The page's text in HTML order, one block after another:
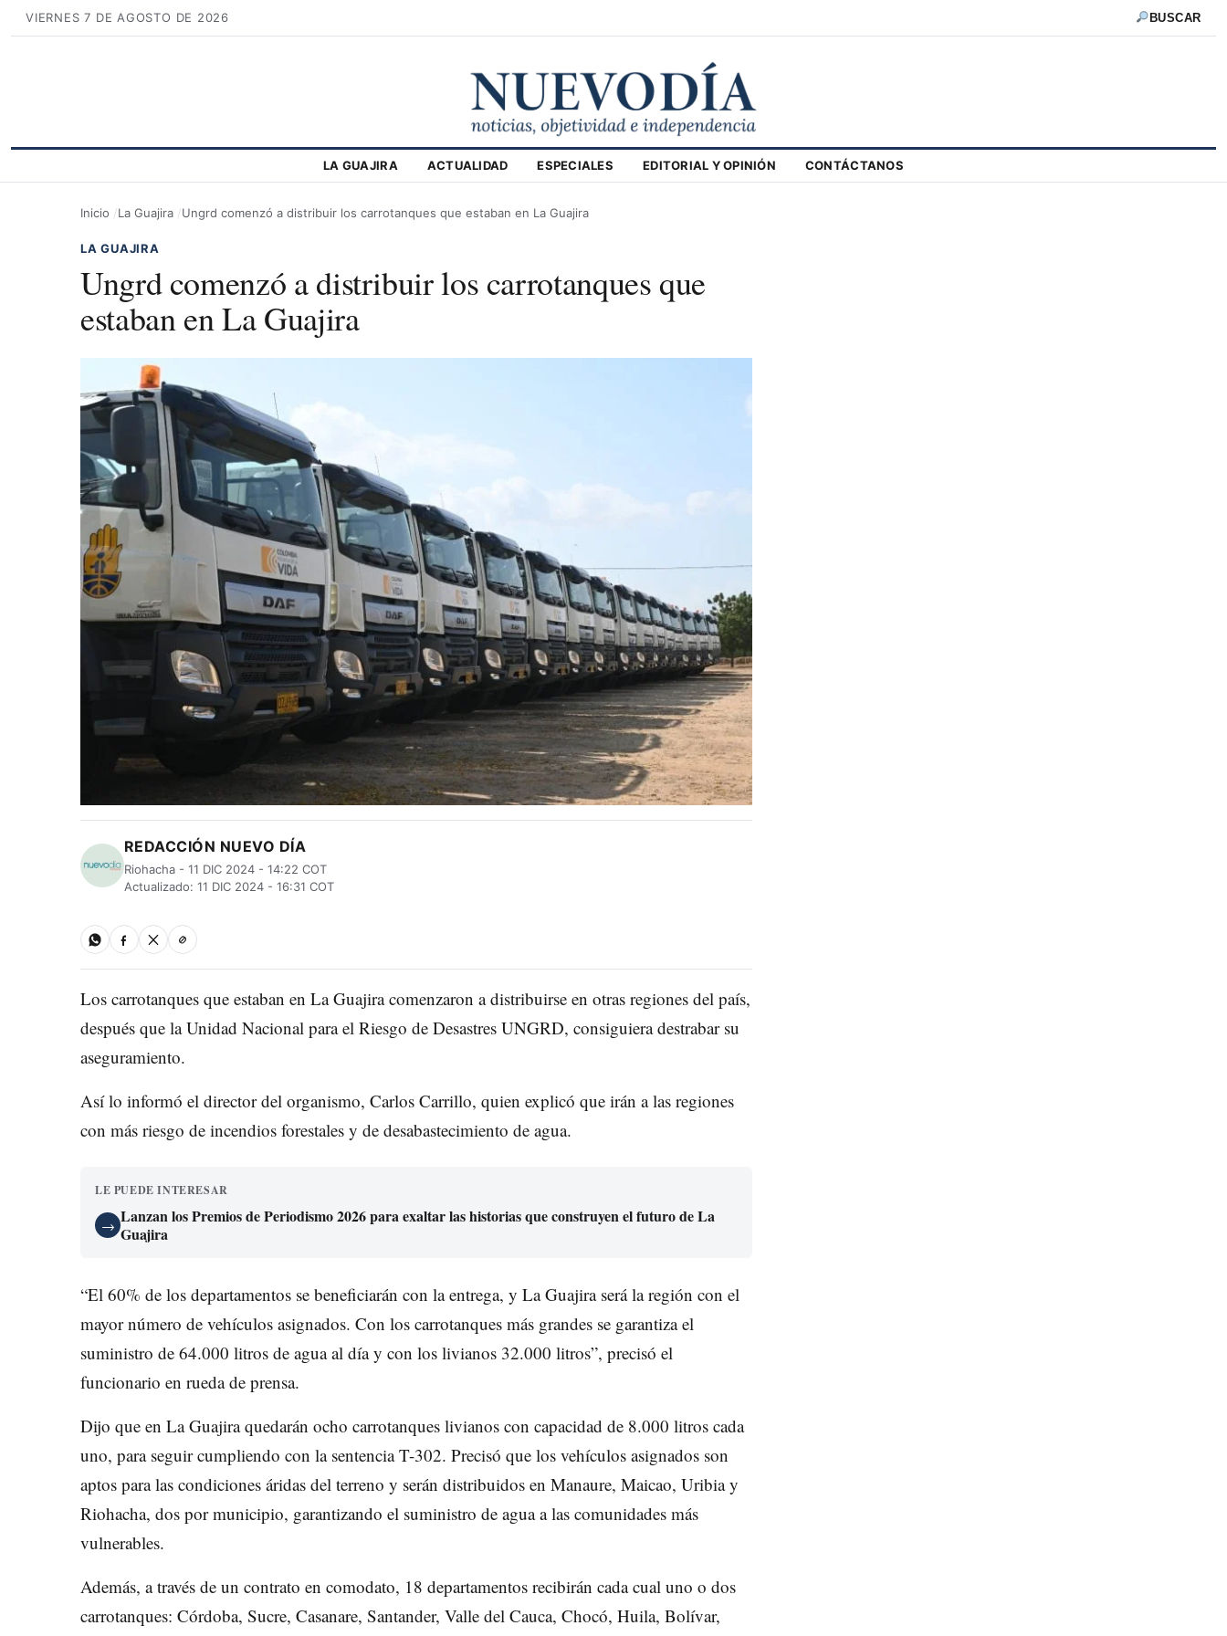
VIERNES 7 DE AGOSTO DE 2026 BUSCAR
LA GUAJIRA ACTUALIDAD ESPECIALES EDITORIAL Y OPINIÓN CONTÁCTANOS
Inicio La Guajira Ungrd comenzó a distribuir los carrotanques que estaban en La Guajira
LA GUAJIRA
Ungrd comenzó a distribuir los carrotanques que
estaban en La Guajira
REDACCIÓN NUEVO DÍA
Riohacha - 11 DIC 2024 - 14:22 COT
Actualizado: 11 DIC 2024 - 16:31 COT
Los carrotanques que estaban en La Guajira comenzaron a distribuirse en otras regiones del país,
después que la Unidad Nacional para el Riesgo de Desastres UNGRD, consiguiera destrabar su
aseguramiento.
Así lo informó el director del organismo, Carlos Carrillo, quien explicó que irán a las regiones
con más riesgo de incendios forestales y de desabastecimiento de agua.
LE PUEDE INTERESAR
→ Lanzan los Premios de Periodismo 2026 para exaltar las historias que construyen el futuro de La
Guajira
“El 60% de los departamentos se beneficiarán con la entrega, y La Guajira será la región con el
mayor número de vehículos asignados. Con los carrotanques más grandes se garantiza el
suministro de 64.000 litros de agua al día y con los livianos 32.000 litros”, precisó el
funcionario en rueda de prensa.
Dijo que en La Guajira quedarán ocho carrotanques livianos con capacidad de 8.000 litros cada
uno, para seguir cumpliendo con la sentencia T-302. Precisó que los vehículos asignados son
aptos para las condiciones áridas del terreno y serán distribuidos en Manaure, Maicao, Uribia y
Riohacha, dos por municipio, garantizando el suministro de agua a las comunidades más
vulnerables.
Además, a través de un contrato en comodato, 18 departamentos recibirán cada cual uno o dos
carrotanques: Córdoba, Sucre, Casanare, Santander, Valle del Cauca, Chocó, Huila, Bolívar,